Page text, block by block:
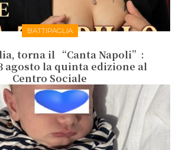
BATTIPAGLIA
torna il “Canta Napoli”:
agosto la quinta edizione al
Centro Sociale